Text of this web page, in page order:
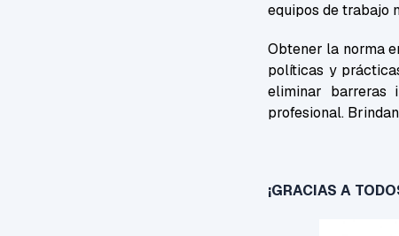
equipos de trabajo
Obtener la norma
políticas y
eliminar barreras
profesional.
¡GRACIAS A